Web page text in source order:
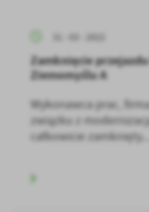
31 - 03 - 2022
Zamknięcie
Ziemomyślu A
Wykonawca prac,
związku z
całkowicie zamknięty...